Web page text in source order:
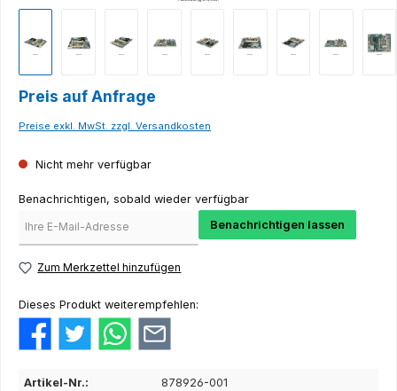
Preis auf Anfrage
Preise exkl. MwSt. zzgl. Versandkosten
Nicht mehr verfügbar
Benachrichtigen, sobald wieder verfügbar
Benachrichtigen lassen
Zum Merkzettel hinzufügen
Dieses Produkt weiterempfehlen:
Artikel-Nr.: 878926-001